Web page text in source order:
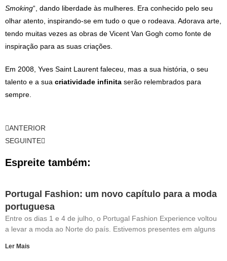
Smoking“, dando liberdade às mulheres. Era conhecido pelo seu
olhar atento, inspirando-se em tudo o que o rodeava. Adorava arte,
tendo muitas vezes as obras de Vicent Van Gogh como fonte de
inspiração para as suas criações.
Em 2008, Yves Saint Laurent faleceu, mas a sua história, o seu
talento e a sua criatividade infinita serão relembrados para
sempre.
ANTERIOR
SEGUINTE
Espreite também:
Portugal Fashion: um novo capítulo para a moda
portuguesa
Entre os dias 1 e 4 de julho, o Portugal Fashion Experience voltou
a levar a moda ao Norte do país. Estivemos presentes em alguns
Ler Mais